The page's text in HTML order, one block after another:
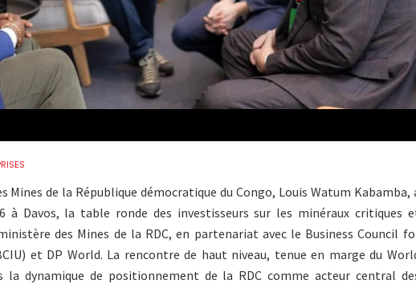
Mines de la République démocratique du Congo, Louis Watum Kabamba,
à Davos, la table ronde des investisseurs sur les minéraux critiques
des Mines de la RDC, en partenariat avec le Business Council
et DP World. La rencontre de haut niveau, tenue en marge du
la dynamique de positionnement de la RDC comme acteur central